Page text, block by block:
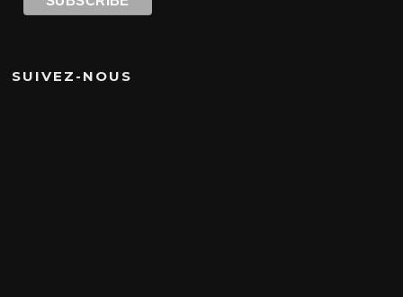
SUIVEZ-NOUS